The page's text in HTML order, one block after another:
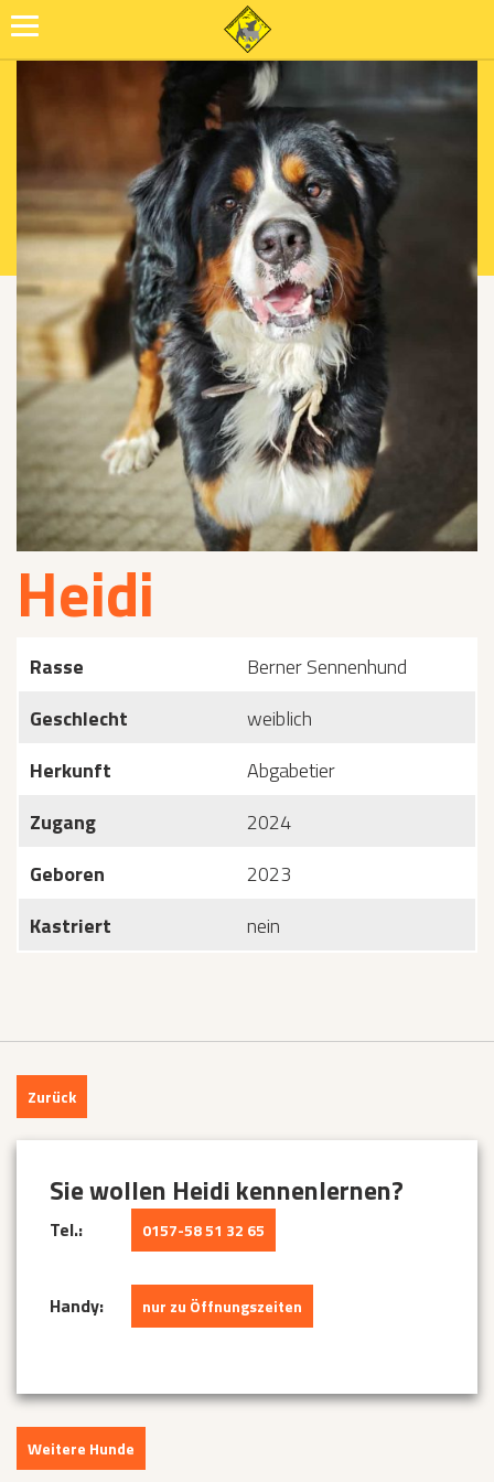
Heidi
Rasse
Berner Sennenhund
Geschlecht
weiblich
Herkunft
Abgabetier
Zugang
2024
Geboren
2023
Kastriert
nein
Zurück
Sie wollen Heidi kennenlernen?
Tel.: 0157-58 51 32 65
Handy: nur zu Öffnungszeiten
Weitere Hunde